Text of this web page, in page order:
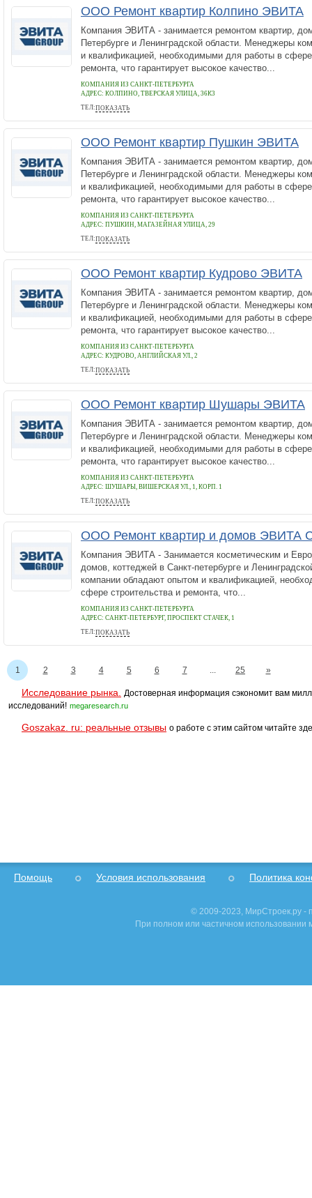
ООО Ремонт квартир Колпино ЭВИТА
Компания ЭВИТА - занимается ремонтом квартир,
Петербурге и Ленинградской области. Менеджеры
и квалификацией, необходимыми для работы в сфере
ремонта, что гарантирует высокое качество...
КОМПАНИЯ ИЗ САНКТ-ПЕТЕРБУРГА
АДРЕС: КОЛПИНО, ТВЕРСКАЯ УЛИЦА, 36К3
ТЕЛ:ПОКАЗАТЬ
+7 812 9204370
ООО Ремонт квартир Пушкин ЭВИТА
Компания ЭВИТА - занимается ремонтом квартир,
Петербурге и Ленинградской области. Менеджеры
и квалификацией, необходимыми для работы в сфере
ремонта, что гарантирует высокое качество...
КОМПАНИЯ ИЗ САНКТ-ПЕТЕРБУРГА
АДРЕС: ПУШКИН, МАГАЗЕЙНАЯ УЛИЦА, 29
ТЕЛ:ПОКАЗАТЬ
+7 812 920 43 70
ООО Ремонт квартир Кудрово ЭВИТА
Компания ЭВИТА - занимается ремонтом квартир,
Петербурге и Ленинградской области. Менеджеры
и квалификацией, необходимыми для работы в сфере
ремонта, что гарантирует высокое качество...
КОМПАНИЯ ИЗ САНКТ-ПЕТЕРБУРГА
АДРЕС: КУДРОВО, АНГЛИЙСКАЯ УЛ., 2
ТЕЛ:ПОКАЗАТЬ
+7 812 9204370
ООО Ремонт квартир Шушары ЭВИТА
Компания ЭВИТА - занимается ремонтом квартир,
Петербурге и Ленинградской области. Менеджеры
и квалификацией, необходимыми для работы в сфере
ремонта, что гарантирует высокое качество...
КОМПАНИЯ ИЗ САНКТ-ПЕТЕРБУРГА
АДРЕС: ШУШАРЫ, ВИШЕРСКАЯ УЛ., 1, КОРП. 1
ТЕЛ:ПОКАЗАТЬ
+7 812 920 43 70
ООО Ремонт квартир и домов ЭВИТА
Компания ЭВИТА - Занимается косметическим и
домов, коттеджей в Санкт-петербурге и
компании обладают опытом и квалификацией,
сфере строительства и ремонта, что...
КОМПАНИЯ ИЗ САНКТ-ПЕТЕРБУРГА
АДРЕС: САНКТ-ПЕТЕРБУРГ, ПРОСПЕКТ СТАЧЕК, 1
ТЕЛ:ПОКАЗАТЬ
+7 812 920 43 70
1 2 3 4 5 6 7 ... 25 »
Исследование рынка.
Достоверная информация сэкономит вам
исследований! megaresearch.ru
Goszakaz. ru: реальные отзывы о работе с этим сайтом читайте
Помощь Условия использования Политика
© 2009-2023, МирСтроек.ру -
При полном или частичном использовании